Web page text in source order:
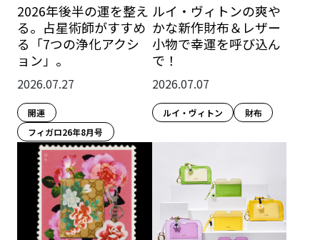
2026年後半の運を整え
る。占星術師がすすめ
る「7つの浄化アクシ
ョン」。
2026.07.27
開運
フィガロ26年8月号
ルイ・ヴィトンの爽や
かな新作財布＆レザー
小物で幸運を呼び込ん
で！
2026.07.07
ルイ・ヴィトン 財布